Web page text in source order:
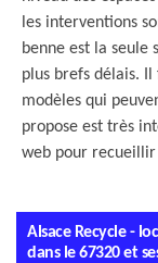
les interventions
benne est la seule
plus brefs délais.
modèles qui
propose est très
web pour recueillir
Alsace Recycle -
dans le 67320 et